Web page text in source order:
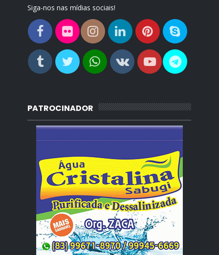
Siga-nos nas mídias sociais!
PATROCINADOR